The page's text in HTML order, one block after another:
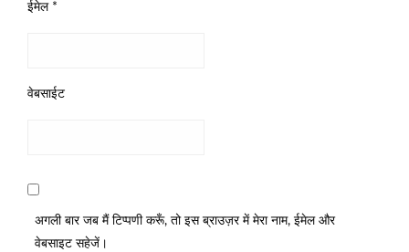
ईमेल *
वेबसाईट
अगली बार जब मैं टिप्पणी करूँ, तो इस ब्राउज़र में मेरा नाम, ईमेल और
वेबसाइट सहेजें।